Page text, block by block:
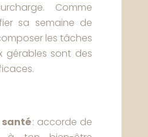
Comme
sa semaine de
les tâches
gérables sont des
santé: accorde de